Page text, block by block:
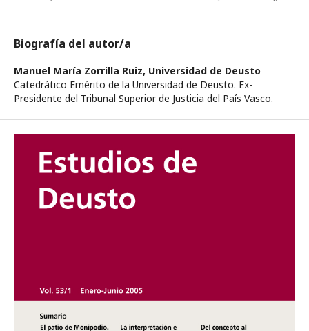
Biografía del autor/a
Manuel María Zorrilla Ruiz, Universidad de Deusto
Catedrático Emérito de la Universidad de Deusto. Ex-
Presidente del Tribunal Superior de Justicia del País Vasco.